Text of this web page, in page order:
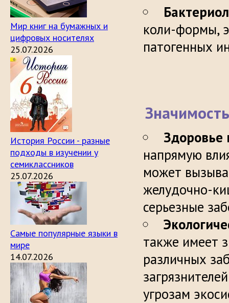
Мир книг на бумажных и
цифровых носителях
25.07.2026
История России - разные
подходы в изучении у
семиклассников
25.07.2026
Самые популярные языки в
мире
14.07.2026
коли-формы,
Здоровье
напрямую
может
желудочно-
также имеет
различных
угрозам